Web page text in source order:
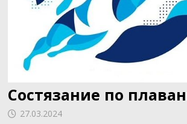
Состязание по
27.03.2024